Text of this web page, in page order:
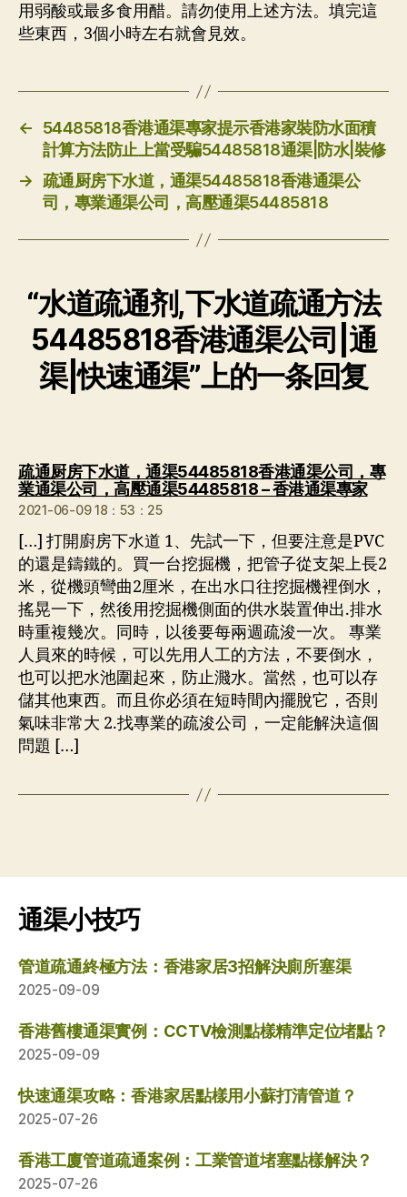
用弱酸或最多食用醋。請勿使用上述方法。填完這
些東西，3個小時左右就會見效。
←
54485818香港通渠專家提示香港家裝防水面積
計算方法防止上當受騙54485818通渠|防水|裝修
→
疏通厨房下水道，通渠54485818香港通渠公
司，專業通渠公司，高壓通渠54485818
“水道疏通剂,下水道疏通方法
54485818香港通渠公司|通
渠|快速通渠”上的一条回复
疏通厨房下水道，通渠54485818香港通渠公司，專
業通渠公司，高壓通渠54485818 – 香港通渠專家说：
2021-06-09 18：53：25
[…] 打開廚房下水道 1、先試一下，但要注意是PVC
的還是鑄鐵的。買一台挖掘機，把管子從支架上長2
米，從機頭彎曲2厘米，在出水口往挖掘機裡倒水，
搖晃一下，然後用挖掘機側面的供水裝置伸出.排水
時重複幾次。同時，以後要每兩週疏浚一次。 專業
人員來的時候，可以先用人工的方法，不要倒水，
也可以把水池圍起來，防止濺水。當然，也可以存
儲其他東西。而且你必須在短時間內擺脫它，否則
氣味非常大 2.找專業的疏浚公司，一定能解決這個
問題 […]
通渠小技巧
管道疏通終極方法：香港家居3招解決廁所塞渠
2025-09-09
香港舊樓通渠實例：CCTV檢測點樣精準定位堵點？
2025-09-09
快速通渠攻略：香港家居點樣用小蘇打清管道？
2025-07-26
香港工廈管道疏通案例：工業管道堵塞點樣解決？
2025-07-26